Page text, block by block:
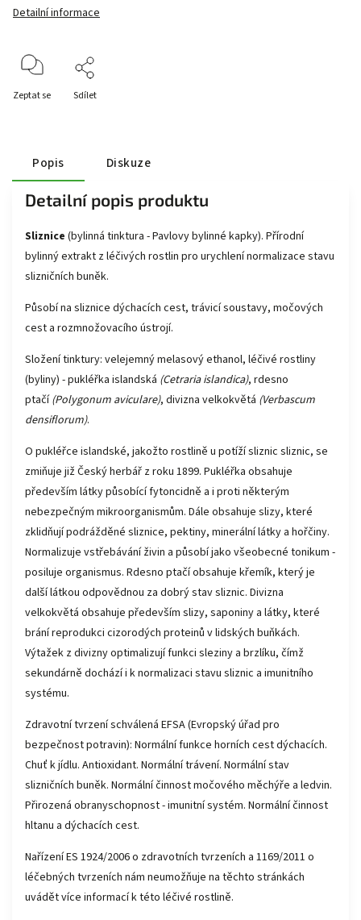
Detailní informace
Zeptat se Sdílet
Popis Diskuze
Detailní popis produktu
Sliznice (bylinná tinktura - Pavlovy bylinné kapky). Přírodní
bylinný extrakt z léčivých rostlin pro urychlení normalizace stavu
slizničních buněk.
Působí na sliznice dýchacích cest, trávicí soustavy, močových
cest a rozmnožovacího ústrojí.
Složení tinktury: velejemný melasový ethanol, léčivé rostliny
(byliny) - pukléřka islandská (Cetraria islandica), rdesno
ptačí (Polygonum aviculare), divizna velkokvětá (Verbascum
densiflorum).
O pukléřce islandské, jakožto rostlině u potíží sliznic sliznic, se
zmiňuje již Český herbář z roku 1899. Pukléřka obsahuje
především látky působící fytoncidně a i proti některým
nebezpečným mikroorganismům. Dále obsahuje slizy, které
zklidňují podrážděné sliznice, pektiny, minerální látky a hořčiny.
Normalizuje vstřebávání živin a působí jako všeobecné tonikum -
posiluje organismus. Rdesno ptačí obsahuje křemík, který je
další látkou odpovědnou za dobrý stav sliznic. Divizna
velkokvětá obsahuje především slizy, saponiny a látky, které
brání reprodukci cizorodých proteinů v lidských buňkách.
Výtažek z divizny optimalizují funkci sleziny a brzlíku, čímž
sekundárně dochází i k normalizaci stavu sliznic a imunitního
systému.
Zdravotní tvrzení schválená EFSA (Evropský úřad pro
bezpečnost potravin): Normální funkce horních cest dýchacích.
Chuť k jídlu. Antioxidant. Normální trávení. Normální stav
slizničních buněk. Normální činnost močového měchýře a ledvin.
Přirozená obranyschopnost - imunitní systém. Normální činnost
hltanu a dýchacích cest.
Nařízení ES 1924/2006 o zdravotních tvrzeních a 1169/2011 o
léčebných tvrzeních nám neumožňuje na těchto stránkách
uvádět více informací k této léčivé rostlině.